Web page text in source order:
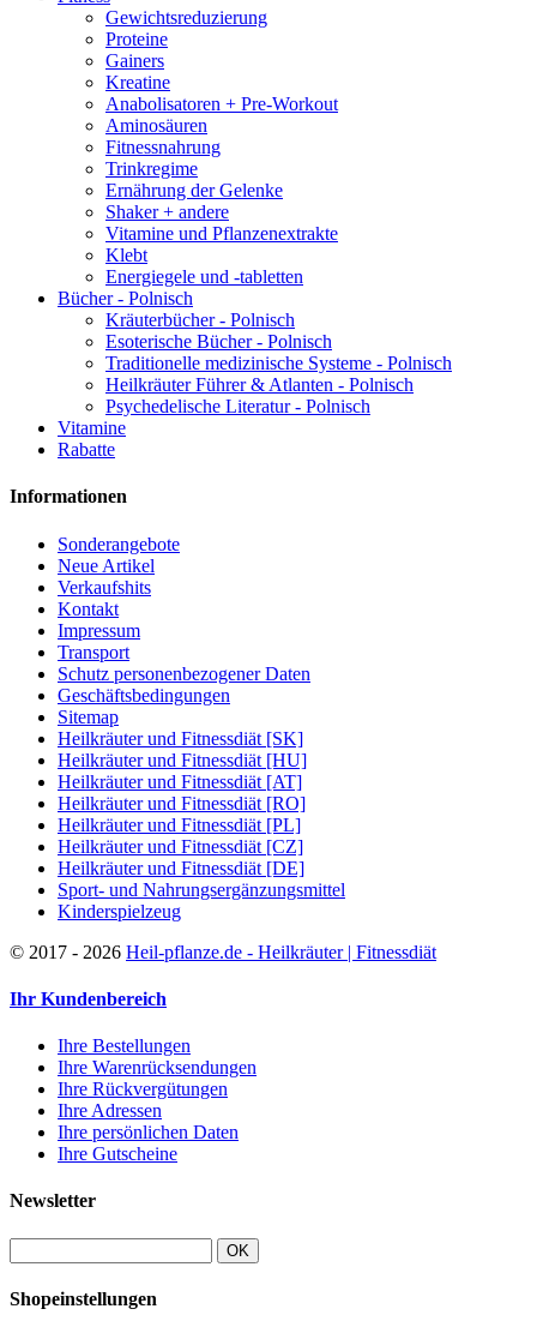
Gewichtsreduzierung
Proteine
Gainers
Kreatine
Anabolisatoren + Pre-Workout
Aminosäuren
Fitnessnahrung
Trinkregime
Ernährung der Gelenke
Shaker + andere
Vitamine und Pflanzenextrakte
Klebt
Energiegele und -tabletten
Bücher - Polnisch
Kräuterbücher - Polnisch
Esoterische Bücher - Polnisch
Traditionelle medizinische Systeme - Polnisch
Heilkräuter Führer & Atlanten - Polnisch
Psychedelische Literatur - Polnisch
Vitamine
Rabatte
Informationen
Sonderangebote
Neue Artikel
Verkaufshits
Kontakt
Impressum
Transport
Schutz personenbezogener Daten
Geschäftsbedingungen
Sitemap
Heilkräuter und Fitnessdiät [SK]
Heilkräuter und Fitnessdiät [HU]
Heilkräuter und Fitnessdiät [AT]
Heilkräuter und Fitnessdiät [RO]
Heilkräuter und Fitnessdiät [PL]
Heilkräuter und Fitnessdiät [CZ]
Heilkräuter und Fitnessdiät [DE]
Sport- und Nahrungsergänzungsmittel
Kinderspielzeug
© 2017 - 2026 Heil-pflanze.de - Heilkräuter | Fitnessdiät
Ihr Kundenbereich
Ihre Bestellungen
Ihre Warenrücksendungen
Ihre Rückvergütungen
Ihre Adressen
Ihre persönlichen Daten
Ihre Gutscheine
Newsletter
OK
Shopeinstellungen